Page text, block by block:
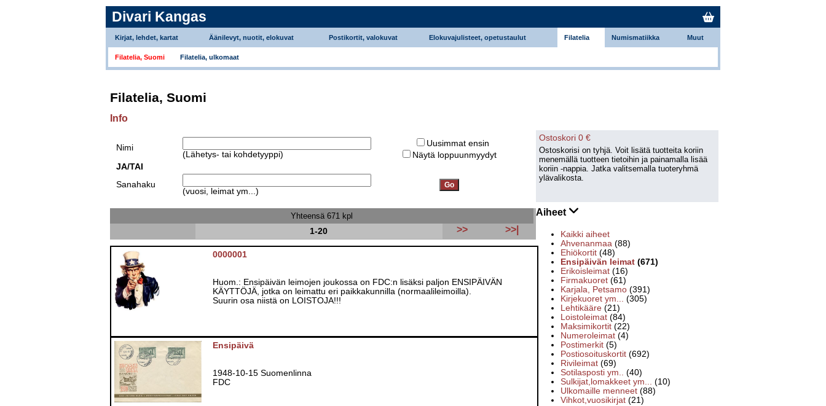
Divari Kangas
Kirjat, lehdet, kartat Äänilevyt, nuotit, elokuvat Postikortit, valokuvat Elokuvajulisteet, opetustaulut Filatelia Numismatiikka Muut
Filatelia, Suomi Filatelia, ulkomaat
Filatelia, Suomi
Info
Nimi
(Lähetys- tai kohdetyyppi)
Uusimmat ensin
Näytä loppuunmyydyt
JA/TAI
Sanahaku
(vuosi, leimat ym...)
Ostoskori 0 €
Ostoskorisi on tyhjä. Voit lisätä tuotteita koriin
menemällä tuotteen tietoihin ja painamalla lisää
koriin -nappia. Jatka valitsemalla tuoteryhmä
ylävalikosta.
Aiheet
Kaikki aiheet
Ahvenanmaa (88)
Ehiökortit (48)
Ensipäivän leimat (671)
Erikoisleimat (16)
Firmakuoret (61)
Karjala, Petsamo (391)
Kirjekuoret ym... (305)
Lehtikääre (21)
Loistoleimat (84)
Maksimikortit (22)
Numeroleimat (4)
Postimerkit (5)
Postiosoituskortit (692)
Rivileimat (69)
Sotilasposti ym.. (40)
Sulkijat,lomakkeet ym... (10)
Ulkomaille menneet (88)
Vihkot,vuosikirjat (21)
Yhteensä 671 kpl
1-20
>> >>|
0000001
Huom.: Ensipäivän leimojen joukossa on FDC:n lisäksi paljon ENSIPÄIVÄN
KÄYTTÖJÄ, jotka on leimattu eri paikkakunnilla (normaalileimoilla).
Suurin osa niistä on LOISTOJA!!!
Ensipäivä
1948-10-15 Suomenlinna
FDC